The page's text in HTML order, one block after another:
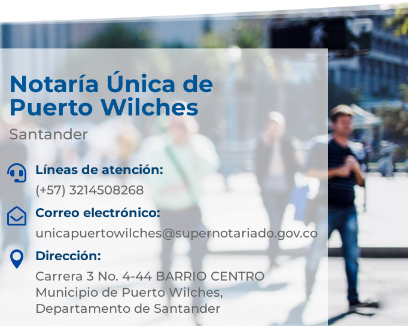
Notaría Única de
Puerto Wilches
Santander

Líneas de atención:
(+57) 3214508268

Correo electrónico:
unicapuertowilches@supernotariado.gov.co

Dirección:
Carrera 3 No. 4-44 BARRIO CENTRO
Municipio de Puerto Wilches,
Departamento de Santander